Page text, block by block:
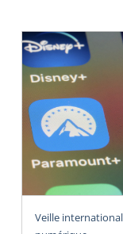
Veille